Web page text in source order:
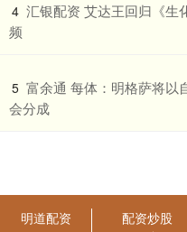
4 汇银配资 艾达王回归《生
频
5 富余通 每体：明格萨将以
会分成
明道配资
配资炒股